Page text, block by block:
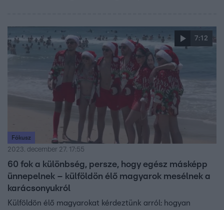
7:12
Fókusz
2023. december 27. 17:55
60 fok a különbség, persze, hogy egész másképp
ünnepelnek – külföldön élő magyarok mesélnek a
karácsonyukról
Külföldön élő magyarokat kérdeztünk arról: hogyan